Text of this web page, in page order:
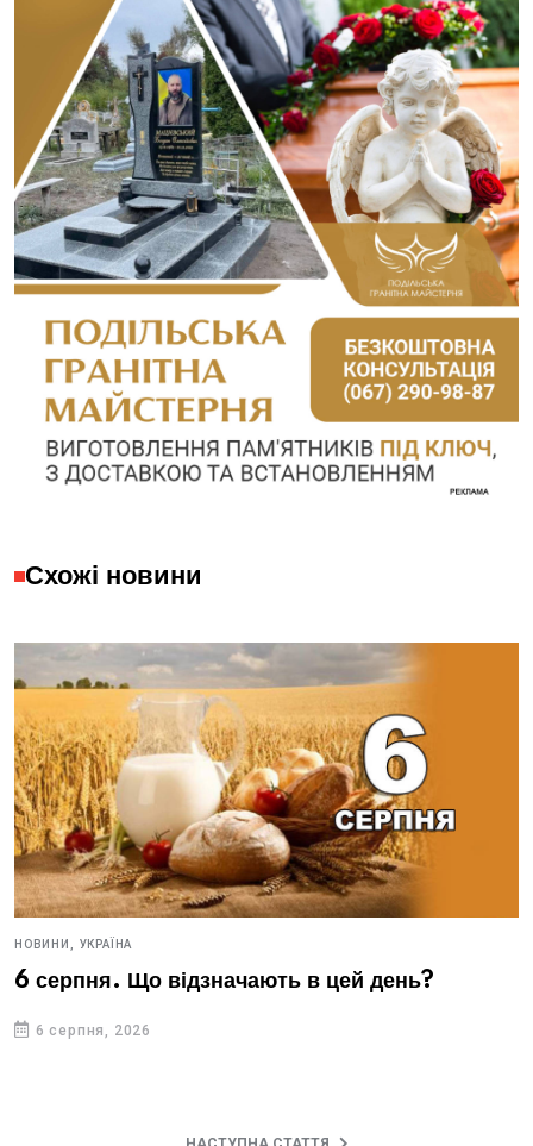
Схожі новини
НОВИНИ, УКРАЇНА
6 серпня. Що відзначають в цей день?
6 серпня, 2026